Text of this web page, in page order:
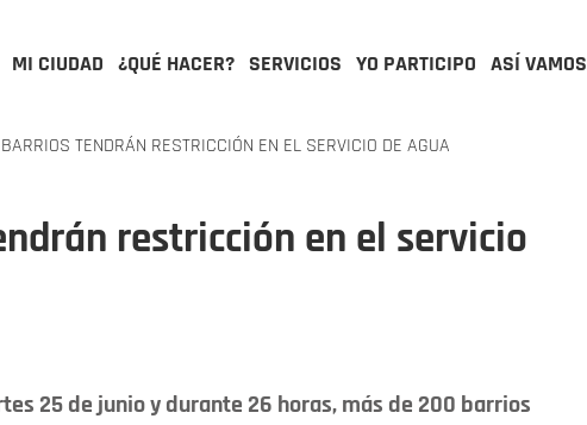
MI CIUDAD ¿QUÉ HACER? SERVICIOS YO PARTICIPO ASÍ VAMOS
TENDRÁN RESTRICCIÓN EN EL SERVICIO DE AGUA
restricción en el servicio
25 de junio y durante 26 horas, más de 200 barrios